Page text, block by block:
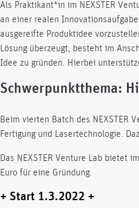
Als Praktikant*in im NEXSTER
an einer realen
ausgereifte Produktidee
Lösung überzeugt, besteht im
Idee zu gründen. Hierbei
Schwerpunktthema:
Beim vierten Batch des NEXSTER
Fertigung und Lasertechnologie.
Das NEXSTER Venture Lab bietet
Euro für eine Gründung.
+ Start 1.3.2022 +